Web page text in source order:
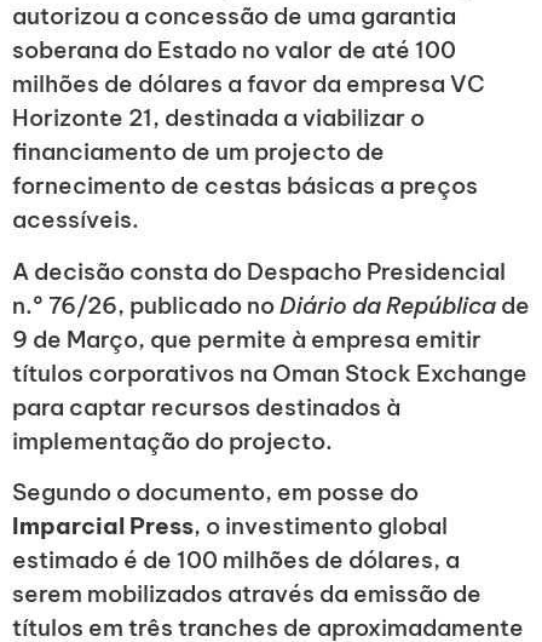
autorizou a concessão de uma garantia
soberana do Estado no valor de até 100
milhões de dólares a favor da empresa VC
Horizonte 21, destinada a viabilizar o
financiamento de um projecto de
fornecimento de cestas básicas a preços
acessíveis.
A decisão consta do Despacho Presidencial
n.º 76/26, publicado noDiário da República de
9 de Março, que permite à empresa emitir
títulos corporativos na Oman Stock Exchange
para captar recursos destinados à
implementação do projecto.
Segundo o documento, em posse do
Imparcial Press, o investimento global
estimado é de 100 milhões de dólares, a
serem mobilizados através da emissão de
títulos em três tranches de aproximadamente